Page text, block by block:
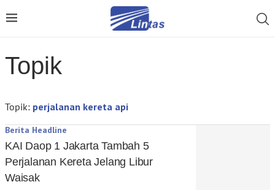
Topik
Topik: perjalanan kereta api
Berita Headline
KAI Daop 1 Jakarta Tambah 5
Perjalanan Kereta Jelang Libur
Waisak